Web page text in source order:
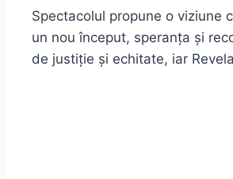
Spectacolul propune o viziune
un nou început, speranța și
de justiție și echitate, iar